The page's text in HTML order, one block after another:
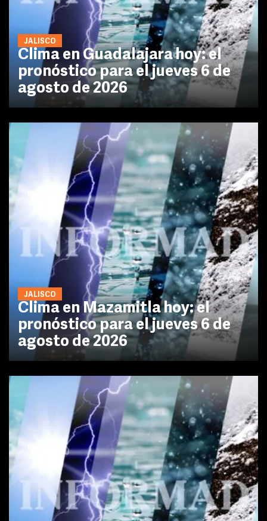
JALISCO
Clima en Guadalajara hoy: el
pronóstico para el jueves 6 de
agosto de 2026
JALISCO
Clima en Mazamitla hoy: el
pronóstico para el jueves 6 de
agosto de 2026